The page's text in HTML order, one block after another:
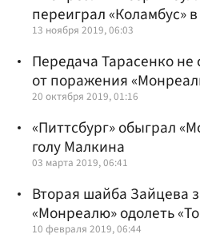
переиграл «Коламбус»
13 ноября 2019, 06:03
Передача Тарасенко не
от поражения
20 октября 2019, 01:16
«Питтсбург» обыграл
голу Малкина
03 марта 2019, 06:41
Вторая шайба Зайцева
«Монреалю» одолеть
10 февраля 2019, 06:44